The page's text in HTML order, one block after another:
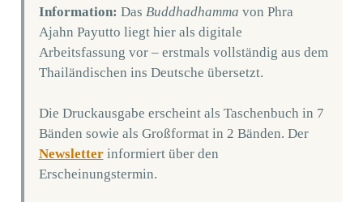
Information: Das Buddhadhamma von Phra
Ajahn Payutto liegt hier als digitale
Arbeitsfassung vor – erstmals vollständig aus dem
Thailändischen ins Deutsche übersetzt.
Die Druckausgabe erscheint als Taschenbuch in 7
Bänden sowie als Großformat in 2 Bänden. Der
Newsletterinformiert über den
Erscheinungstermin.